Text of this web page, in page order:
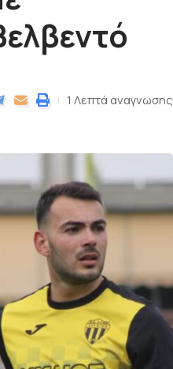
1 Λεπτά αναγνωσης